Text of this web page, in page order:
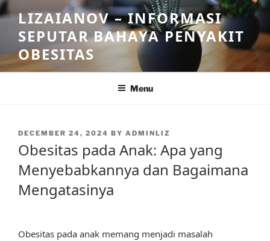
Skip
to
content
LIZAIANOV – INFORMASI
SEPUTAR BAHAYA PENYAKIT
OBESITAS
Menu
POSTED
DECEMBER 24, 2024 BY ADMINLIZ
Obesitas pada Anak: Apa yang
Menyebabkannya dan Bagaimana
Mengatasinya
Obesitas pada anak memang menjadi masalah